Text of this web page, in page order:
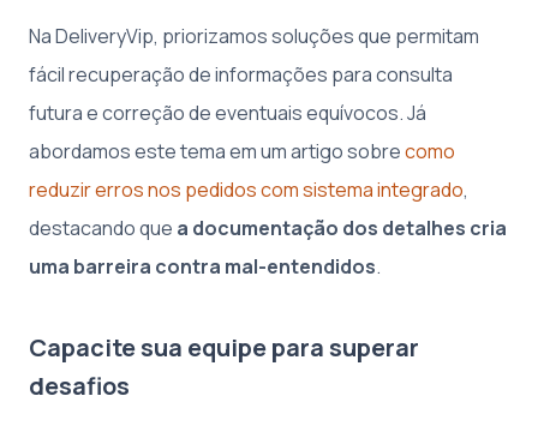
Na DeliveryVip, priorizamos soluções que permitam
fácil recuperação de informações para consulta
futura e correção de eventuais equívocos. Já
abordamos este tema em um artigo sobrecomo
reduzir erros nos pedidos com sistema integrado,
destacando que a documentação dos detalhes cria
uma barreira contra mal-entendidos.
Capacite sua equipe para superar
desafios